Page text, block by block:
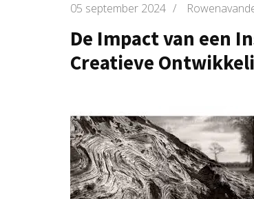
05 september 2024 /
De Impact van een
Creatieve